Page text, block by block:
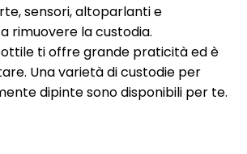
sensori, altoparlanti e
rimuovere la custodia.
ti offre grande praticità ed è
Una varietà di custodie per
dipinte sono disponibili per te.